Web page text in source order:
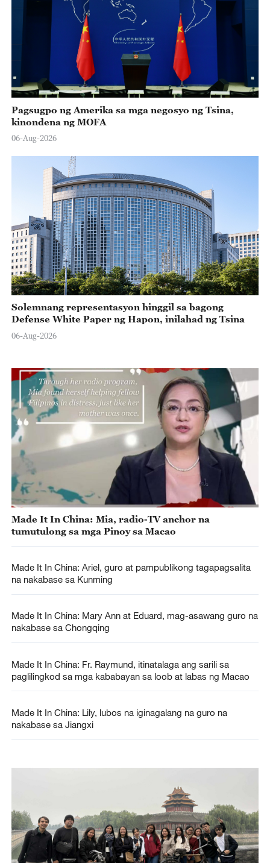
Pagsugpo ng Amerika sa mga negosyo ng Tsina,
kinondena ng MOFA
06-Aug-2026
Solemnang representasyon hinggil sa bagong
Defense White Paper ng Hapon, inilahad ng Tsina
06-Aug-2026
Made It In China: Mia, radio-TV anchor na
tumutulong sa mga Pinoy sa Macao
Made It In China: Ariel, guro at pampublikong tagapagsalita
na nakabase sa Kunming
Made It In China: Mary Ann at Eduard, mag-asawang guro na
nakabase sa Chongqing
Made It In China: Fr. Raymund, itinatalaga ang sarili sa
paglilingkod sa mga kababayan sa loob at labas ng Macao
Made It In China: Lily, lubos na iginagalang na guro na
nakabase sa Jiangxi